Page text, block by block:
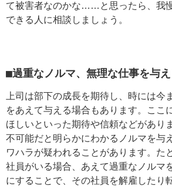
て被害者なのかな……と思ったら、我
できる人に相談しましょう。
■過重なノルマ、無理な仕事を与
上司は部下の成長を期待し、時には今
をあえて与える場合もあります。ここ
ほしいといった期待や信頼などがあり
不可能だと明らかにわかるノルマを与
ワハラが疑われることがあります。た
社員がいる場合、あえて過重なノルマ
にすることで、その社員を解雇したり